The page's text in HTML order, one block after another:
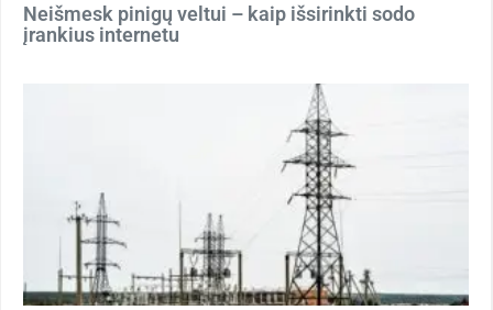
Neišmesk pinigų veltui – kaip išsirinkti sodo
įrankius internetu